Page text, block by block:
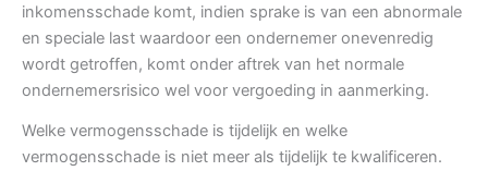
inkomensschade komt, indien sprake is van een abnormale
en speciale last waardoor een ondernemer onevenredig
wordt getroffen, komt onder aftrek van het normale
ondernemersrisico wel voor vergoeding in aanmerking.
Welke vermogensschade is tijdelijk en welke
vermogensschade is niet meer als tijdelijk te kwalificeren.